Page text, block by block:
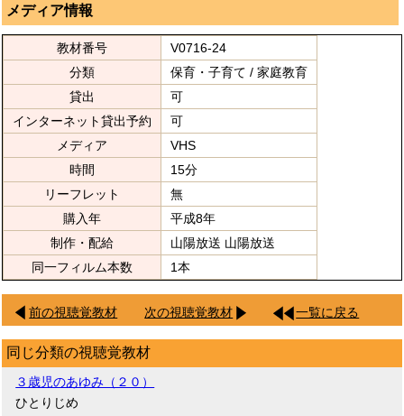
メディア情報
教材番号
V0716-24
分類
保育・子育て / 家庭教育
貸出
可
インターネット貸出予約
可
メディア
VHS
時間
15分
リーフレット
無
購入年
平成8年
制作・配給
山陽放送 山陽放送
同一フィルム本数
1本
前の視聴覚教材 次の視聴覚教材 一覧に戻る
同じ分類の視聴覚教材
３歳児のあゆみ（２０）
ひとりじめ